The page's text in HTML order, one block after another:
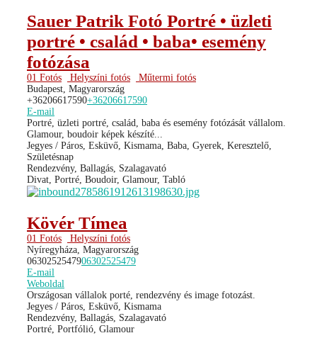
Sauer Patrik Fotó Portré • üzleti
portré • család • baba• esemény
fotózása
01 Fotós Helyszíni fotós
Műtermi fotós
Budapest, Magyarország
+36206617590+36206617590
E-mail
Portré, üzleti portré, család, baba és esemény fotózását vállalom.
Glamour, boudoir képek készíté...
Jegyes / Páros, Esküvő, Kismama, Baba, Gyerek, Keresztelő,
Születésnap
Rendezvény, Ballagás, Szalagavató
Divat, Portré, Boudoir, Glamour, Tabló
Kövér Tímea
01 Fotós
Helyszíni fotós
Nyíregyháza, Magyarország
0630252547906302525479
E-mail
Weboldal
Országosan vállalok porté, rendezvény és image fotozást.
Jegyes / Páros, Esküvő, Kismama
Rendezvény, Ballagás, Szalagavató
Portré, Portfólió, Glamour